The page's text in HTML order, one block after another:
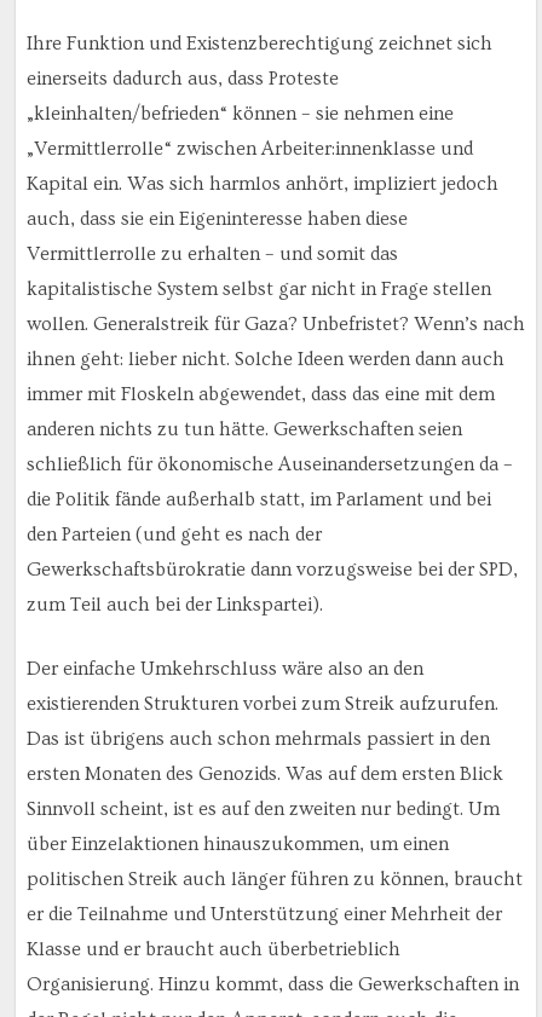
Ihre Funktion und Existenzberechtigung zeichnet sich
einerseits dadurch aus, dass Proteste
„kleinhalten/befrieden“ können – sie nehmen eine
„Vermittlerrolle“ zwischen Arbeiter:innenklasse und
Kapital ein. Was sich harmlos anhört, impliziert jedoch
auch, dass sie ein Eigeninteresse haben diese
Vermittlerrolle zu erhalten – und somit das
kapitalistische System selbst gar nicht in Frage stellen
wollen. Generalstreik für Gaza? Unbefristet? Wenn’s nach
ihnen geht: lieber nicht. Solche Ideen werden dann auch
immer mit Floskeln abgewendet, dass das eine mit dem
anderen nichts zu tun hätte. Gewerkschaften seien
schließlich für ökonomische Auseinandersetzungen da –
die Politik fände außerhalb statt, im Parlament und bei
den Parteien (und geht es nach der
Gewerkschaftsbürokratie dann vorzugsweise bei der SPD,
zum Teil auch bei der Linkspartei).
Der einfache Umkehrschluss wäre also an den
existierenden Strukturen vorbei zum Streik aufzurufen.
Das ist übrigens auch schon mehrmals passiert in den
ersten Monaten des Genozids. Was auf dem ersten Blick
Sinnvoll scheint, ist es auf den zweiten nur bedingt. Um
über Einzelaktionen hinauszukommen, um einen
politischen Streik auch länger führen zu können, braucht
er die Teilnahme und Unterstützung einer Mehrheit der
Klasse und er braucht auch überbetrieblich
Organisierung. Hinzu kommt, dass die Gewerkschaften in